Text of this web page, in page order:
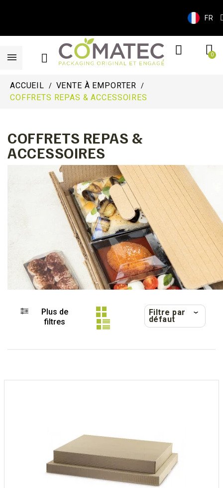
FR
ACCUEIL
VENTE À EMPORTER
COFFRETS REPAS & ACCESSOIRES
COFFRETS REPAS &
ACCESSOIRES
Plus de
filtres
Filtre par
défaut